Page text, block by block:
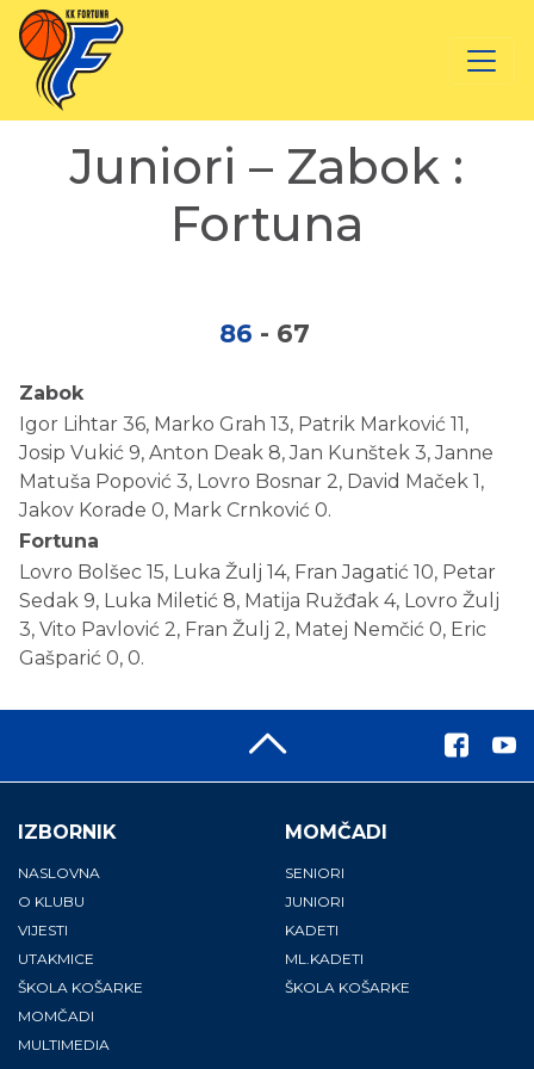
Juniori – Zabok :
Fortuna
86 - 67
Zabok
Igor Lihtar 36, Marko Grah 13, Patrik Marković 11,
Josip Vukić 9, Anton Deak 8, Jan Kunštek 3, Janne
Matuša Popović 3, Lovro Bosnar 2, David Maček 1,
Jakov Korade 0, Mark Crnković 0.
Fortuna
Lovro Bolšec 15, Luka Žulj 14, Fran Jagatić 10, Petar
Sedak 9, Luka Miletić 8, Matija Ružđak 4, Lovro Žulj
3, Vito Pavlović 2, Fran Žulj 2, Matej Nemčić 0, Eric
Gašparić 0, 0.
IZBORNIK
NASLOVNA
O KLUBU
VIJESTI
UTAKMICE
ŠKOLA KOŠARKE
MOMČADI
MULTIMEDIA
MOMČADI
SENIORI
JUNIORI
KADETI
ML.KADETI
ŠKOLA KOŠARKE